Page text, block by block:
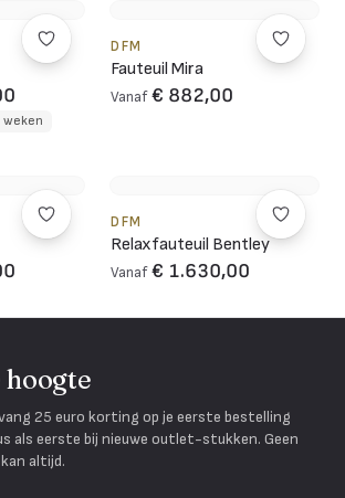
weken
DFM
Fauteuil Mira
Vanaf € 882,00
DFM
Relaxfauteuil Bentley
Vanaf € 1.630,00
25 euro korting op je eerste bestelling
als eerste bij nieuwe outlet-stukken. Geen
altijd.